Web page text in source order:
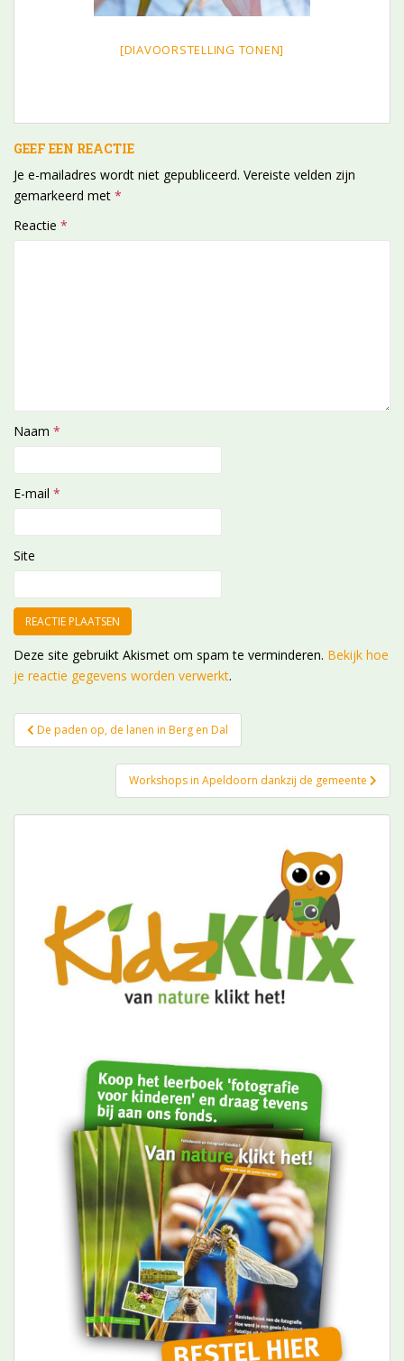
[DIAVOORSTELLING TONEN]
GEEF EEN REACTIE
Je e-mailadres wordt niet gepubliceerd. Vereiste velden zijn
gemarkeerd met *
Reactie *
Naam *
E-mail *
Site
Deze site gebruikt Akismet om spam te verminderen. Bekijk hoe
je reactie gegevens worden verwerkt.
Bericht
navigatie
De paden op, de lanen in Berg en Dal
Workshops in Apeldoorn dankzij de gemeente